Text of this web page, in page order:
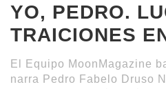
YO, PEDRO.
TRAICIONES
El Equipo MoonMagazine
narra Pedro Fabelo Druso